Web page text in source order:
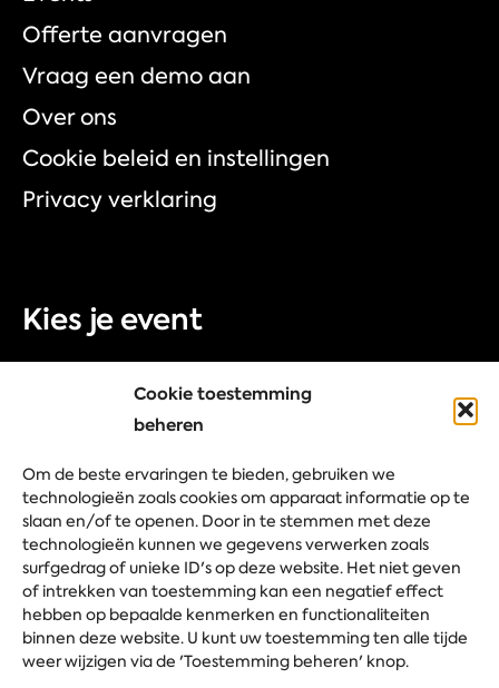
Cookie toestemming
beheren
Om de beste ervaringen te bieden, gebruiken we
technologieën zoals cookies om apparaat informatie op te
slaan en/of te openen. Door in te stemmen met deze
technologieën kunnen we gegevens verwerken zoals
surfgedrag of unieke ID's op deze website. Het niet geven
of intrekken van toestemming kan een negatief effect
hebben op bepaalde kenmerken en functionaliteiten
binnen deze website. U kunt uw toestemming ten alle tijde
weer wijzigen via de 'Toestemming beheren' knop.
Offerte aanvragen
Vraag een demo aan
Over ons
Cookie beleid en instellingen
Privacy verklaring
Kies je event
Festival
Stel je vraag